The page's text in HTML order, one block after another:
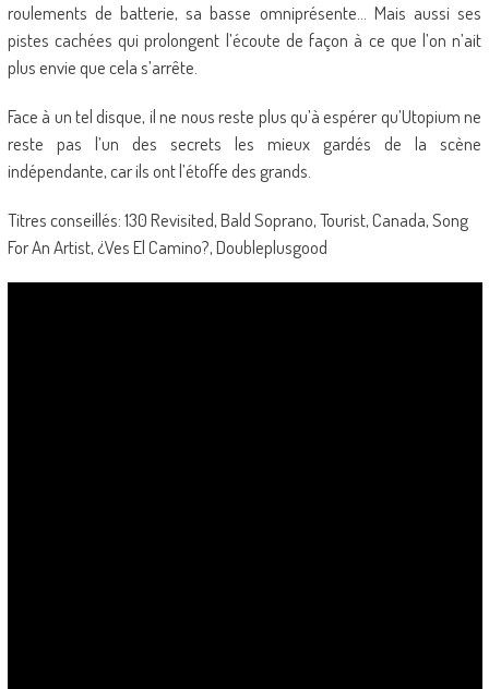
roulements de batterie, sa basse omniprésente… Mais aussi ses
pistes cachées qui prolongent l’écoute de façon à ce que l’on n’ait
plus envie que cela s’arrête.
Face à un tel disque, il ne nous reste plus qu’à espérer qu’Utopium ne
reste pas l’un des secrets les mieux gardés de la scène
indépendante, car ils ont l’étoffe des grands.
Titres conseillés: 130 Revisited, Bald Soprano, Tourist, Canada, Song
For An Artist, ¿Ves El Camino?, Doubleplusgood